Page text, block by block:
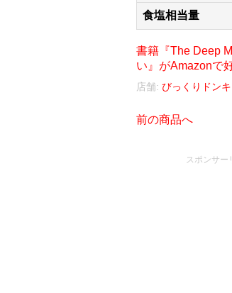
食塩相当量
書籍『The Deep
い』がAmazonで
店舗: びっくりドン
前の商品へ
スポンサー